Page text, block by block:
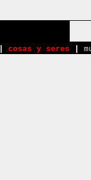
cosas y seres